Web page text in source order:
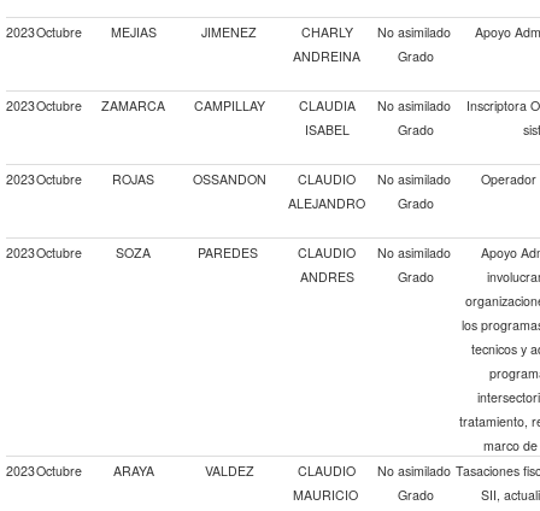
2023Octubre MEJIAS JIMENEZ
CHARLY
ANDREINA
No asimilado
Grado
Apoyo
2023Octubre ZAMARCA CAMPILLAY
CLAUDIA
ISABEL
No asimilado
Grado
Inscriptora
2023Octubre ROJAS OSSANDON
CLAUDIO
ALEJANDRO
No asimilado
Grado
Operador
2023Octubre SOZA PAREDES
CLAUDIO
ANDRES
No asimilado
Grado
Apoyo
los
tecnicos y
tratamiento,
marco
2023Octubre ARAYA VALDEZ
CLAUDIO
MAURICIO
No asimilado
Grado
Tasaciones
SII,